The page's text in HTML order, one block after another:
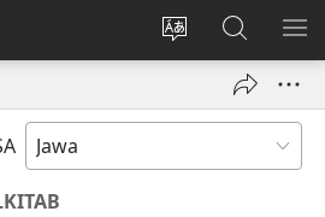
Ganti
Mlebu
(opens
Golèk
JW.ORG